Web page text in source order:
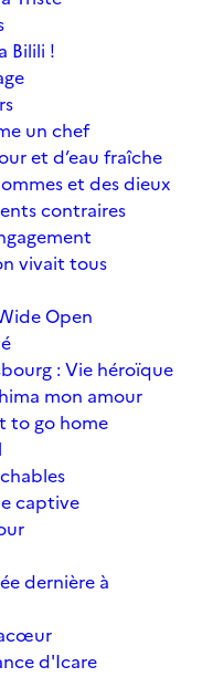
Bilili !
un chef
et d’eau fraîche
et des dieux
contraires
vivait tous
Open
: Vie héroïque
mon amour
to go home
captive
dernière à
d'Icare